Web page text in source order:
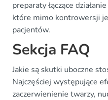
preparaty łączące
które mimo kontrowersji
pacjentów.
Sekcja FAQ
Jakie są skutki uboczne
Najczęściej występujące
zaczerwienienie twarzy,